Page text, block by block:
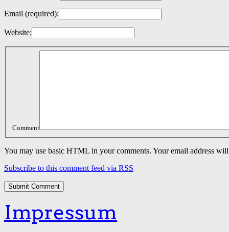
Email (required):
Website:
Comment
You may use basic HTML in your comments. Your email address
Subscribe to this comment feed via RSS
Impressum